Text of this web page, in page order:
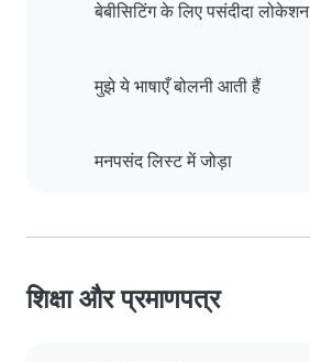
बेबीसिटिंग के लिए पसंदीदा लोकेशन
मुझे ये भाषाएँ बोलनी आती हैं
मनपसंद लिस्ट में जोड़ा
शिक्षा और प्रमाणपत्र